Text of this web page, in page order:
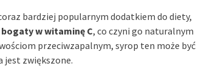
bardziej popularnym dodatkiem do diety,
bogaty w witaminę C, co czyni go naturalnym
przeciwzapalnym, syrop ten może być
jest zwiększone.